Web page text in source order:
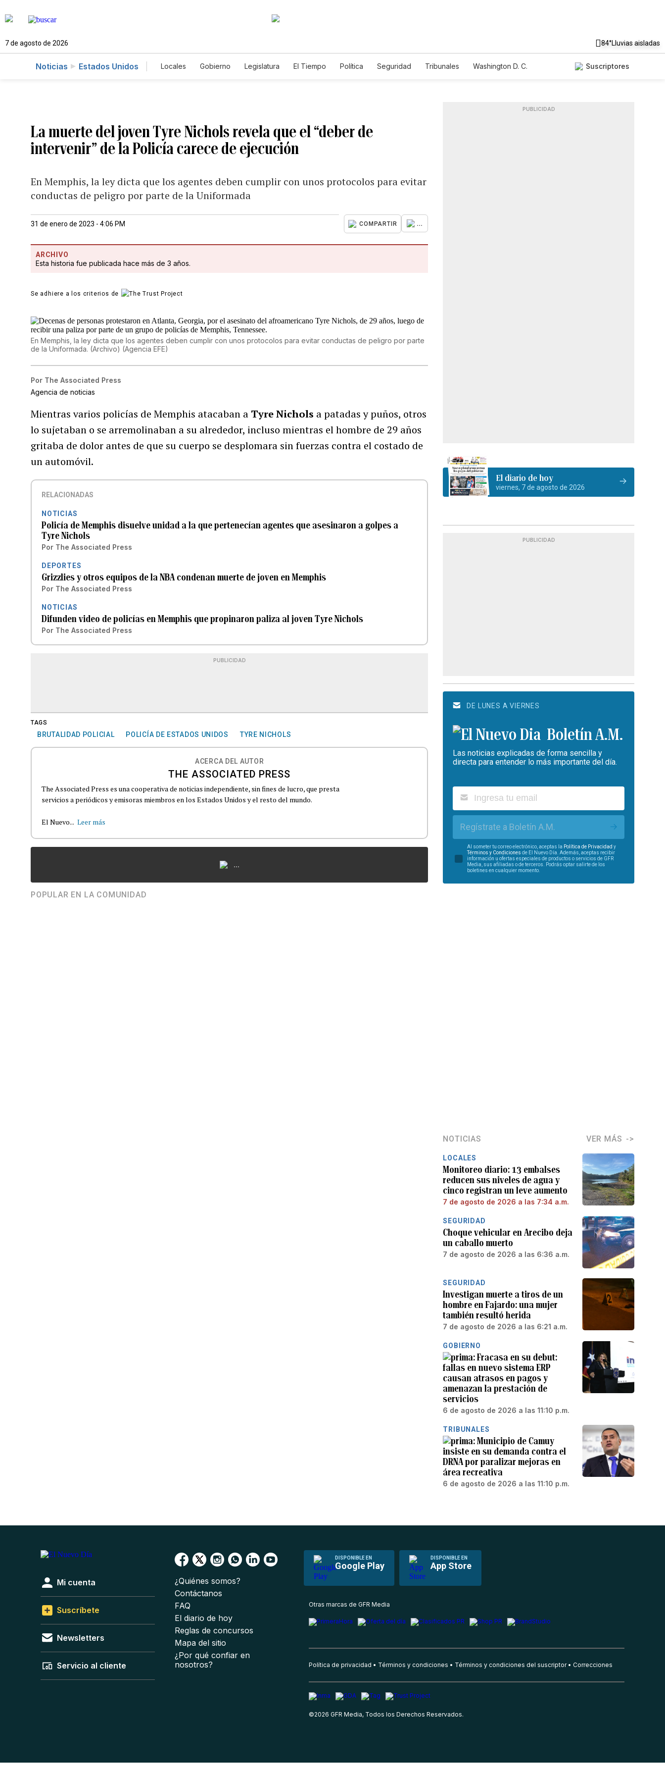
7 de agosto de 2026 84°Lluvias aisladas
Noticias Estados Unidos Locales Gobierno Legislatura El Tiempo Política Seguridad Tribunales
Washington D. C.
Suscriptores
La muerte del joven Tyre Nichols revela que el “deber de
intervenir” de la Policía carece de ejecución
En Memphis, la ley dicta que los agentes deben cumplir con unos protocolos para evitar
conductas de peligro por parte de la Uniformada
31 de enero de 2023 - 4:06 PM COMPARTIR ...
ARCHIVO
Esta historia fue publicada hace más de 3 años.
Se adhiere a los criterios de
En Memphis, la ley dicta que los agentes deben cumplir con unos protocolos para evitar conductas de peligro por parte
de la Uniformada. (Archivo) (Agencia EFE)
Por The Associated Press
Agencia de noticias
Mientras varios policías de Memphis atacaban a Tyre Nichols a patadas y puños, otros
lo sujetaban o se arremolinaban a su alrededor, incluso mientras el hombre de 29 años
gritaba de dolor antes de que su cuerpo se desplomara sin fuerzas contra el costado de
un automóvil.
RELACIONADAS
NOTICIAS
Policía de Memphis disuelve unidad a la que pertenecían agentes que asesinaron a golpes a
Tyre Nichols
Por The Associated Press
DEPORTES
Grizzlies y otros equipos de la NBA condenan muerte de joven en Memphis
Por The Associated Press
NOTICIAS
Difunden video de policías en Memphis que propinaron paliza al joven Tyre Nichols
Por The Associated Press
PUBLICIDAD
TAGS
BRUTALIDAD POLICIAL POLICÍA DE ESTADOS UNIDOS TYRE NICHOLS
ACERCA DEL AUTOR
THE ASSOCIATED PRESS
The Associated Press es una cooperativa de noticias independiente, sin fines de lucro, que presta
servicios a periódicos y emisoras miembros en los Estados Unidos y el resto del mundo.
El Nuevo... Leer más
...
POPULAR EN LA COMUNIDAD
PUBLICIDAD
El diario de hoy
viernes, 7 de agosto de 2026
PUBLICIDAD
DE LUNES A VIERNES
Boletín A.M.
Las noticias explicadas de forma sencilla y
directa para entender lo más importante del día.
Regístrate a Boletín A.M.
Al someter tu correo electrónico, aceptas la Política de Privacidad y
Términos y Condiciones de El Nuevo Día. Además, aceptas recibir
información u ofertas especiales de productos o servicios de GFR
Media, sus afiliadas o de terceros. Podrás optar salirte de los
boletines en cualquier momento.
NOTICIAS VER MÁS
LOCALES
Monitoreo diario: 13 embalses
reducen sus niveles de agua y
cinco registran un leve aumento
7 de agosto de 2026 a las 7:34 a.m.
SEGURIDAD
Choque vehicular en Arecibo deja
un caballo muerto
7 de agosto de 2026 a las 6:36 a.m.
SEGURIDAD
Investigan muerte a tiros de un
hombre en Fajardo: una mujer
también resultó herida
7 de agosto de 2026 a las 6:21 a.m.
GOBIERNO
Fracasa en su debut:
fallas en nuevo sistema ERP
causan atrasos en pagos y
amenazan la prestación de
servicios
6 de agosto de 2026 a las 11:10 p.m.
TRIBUNALES
Municipio de Camuy
insiste en su demanda contra el
DRNA por paralizar mejoras en
área recreativa
6 de agosto de 2026 a las 11:10 p.m.
DISPONIBLE EN
Google Play
DISPONIBLE EN
App Store
Mi cuenta
Suscríbete
Newsletters
Servicio al cliente
¿Quiénes somos?
Contáctanos
FAQ
El diario de hoy
Reglas de concursos
Mapa del sitio
¿Por qué confiar en
nosotros?
Otras marcas de GFR Media
Política de privacidad Términos y condiciones Términos y condiciones del suscriptor Correcciones
©2026 GFR Media, Todos los Derechos Reservados.